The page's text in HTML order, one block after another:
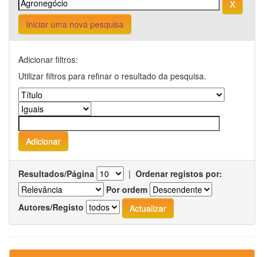
Iniciar uma nova pesquisa
Adicionar filtros:
Utilizar filtros para refinar o resultado da pesquisa.
Resultados/Página | Ordenar registos por:
Por ordem
Autores/Registo